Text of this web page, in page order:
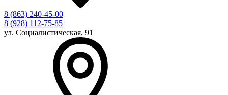
8 (863) 240-45-00
8 (928) 112-75-85
ул. Социалистическая, 91